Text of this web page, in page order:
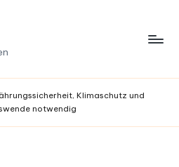
Klimaschutz und
notwendig